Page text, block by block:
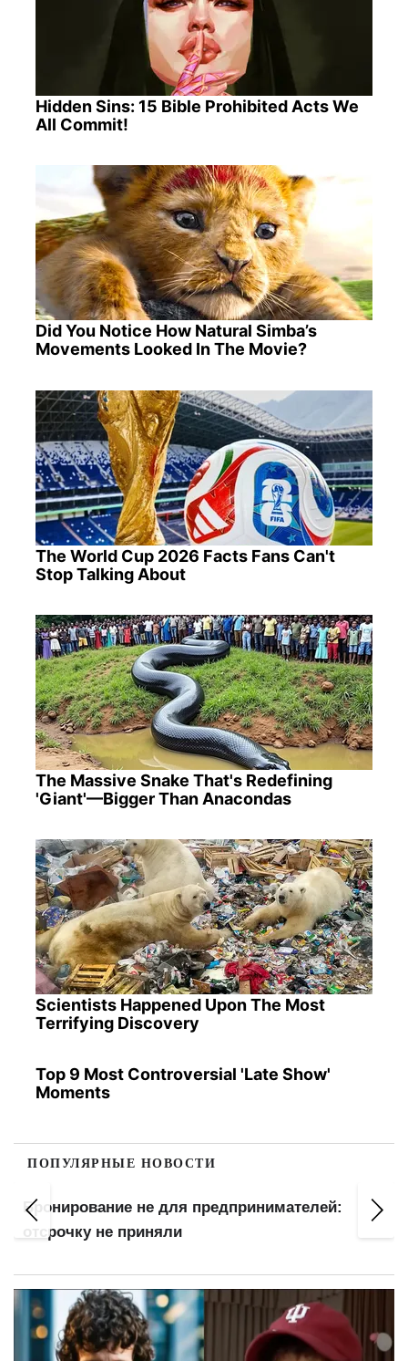
Hidden Sins: 15 Bible Prohibited Acts We
All Commit!
Did You Notice How Natural Simba’s
Movements Looked In The Movie?
The World Cup 2026 Facts Fans Can't
Stop Talking About
The Massive Snake That's Redefining
'Giant'—Bigger Than Anacondas
Scientists Happened Upon The Most
Terrifying Discovery
Top 9 Most Controversial 'Late Show'
Moments
ПОПУЛЯРНЫЕ НОВОСТИ
Бронирование пересмотрят: кто потеряет
отсрочку